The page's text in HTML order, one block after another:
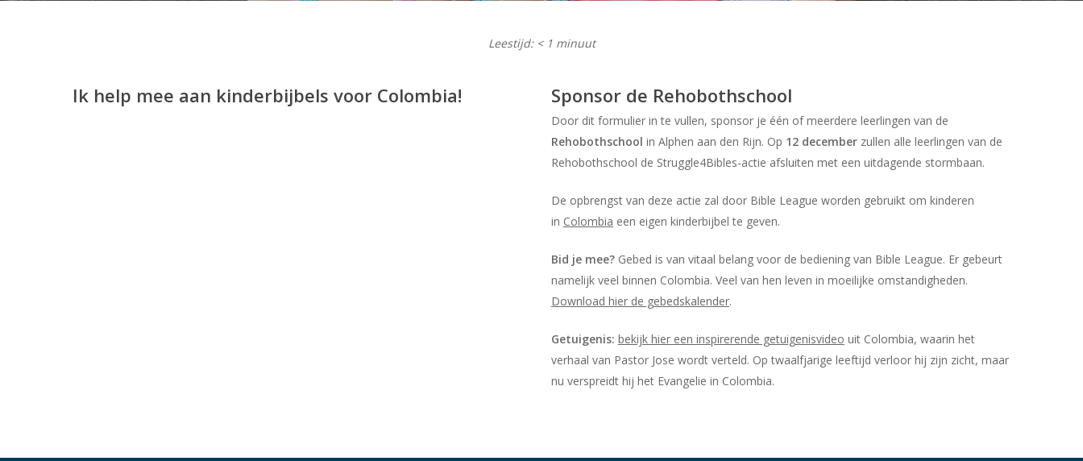
Leestijd: < 1 minuut
Ik help mee aan kinderbijbels voor Colombia! Sponsor de Rehobothschool
Door dit formulier in te vullen, sponsor je één of meerdere leerlingen van de
Rehobothschool in Alphen aan den Rijn. Op 12 decemberzullen alle leerlingen van de
Rehobothschool de Struggle4Bibles-actie afsluiten met een uitdagende stormbaan.
De opbrengst van deze actie zal door Bible League worden gebruikt om kinderen
in Colombia een eigen kinderbijbel te geven.
Bid je mee?Gebed is van vitaal belang voor de bediening van Bible League. Er gebeurt
namelijk veel binnen Colombia. Veel van hen leven in moeilijke omstandigheden.
Download hier de gebedskalender.
Getuigenis: bekijk hier een inspirerende getuigenisvideo uit Colombia, waarin het
verhaal van Pastor Jose wordt verteld. Op twaalfjarige leeftijd verloor hij zijn zicht, maar
nu verspreidt hij het Evangelie in Colombia.